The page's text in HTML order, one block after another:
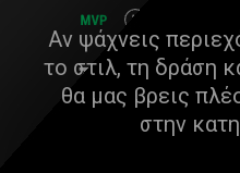
Αν ψάχνεις
το στιλ, τη δράση
θα μας βρεις
στην